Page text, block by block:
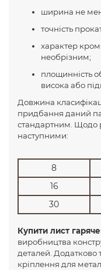
ширина не
точність
характер
необрізним;
площинність
висока або
Довжина
придбання даний
стандартним. Щодо
наступними:
8
16
30
Купити лист
виробництва
деталей. Додатково
кріплення для